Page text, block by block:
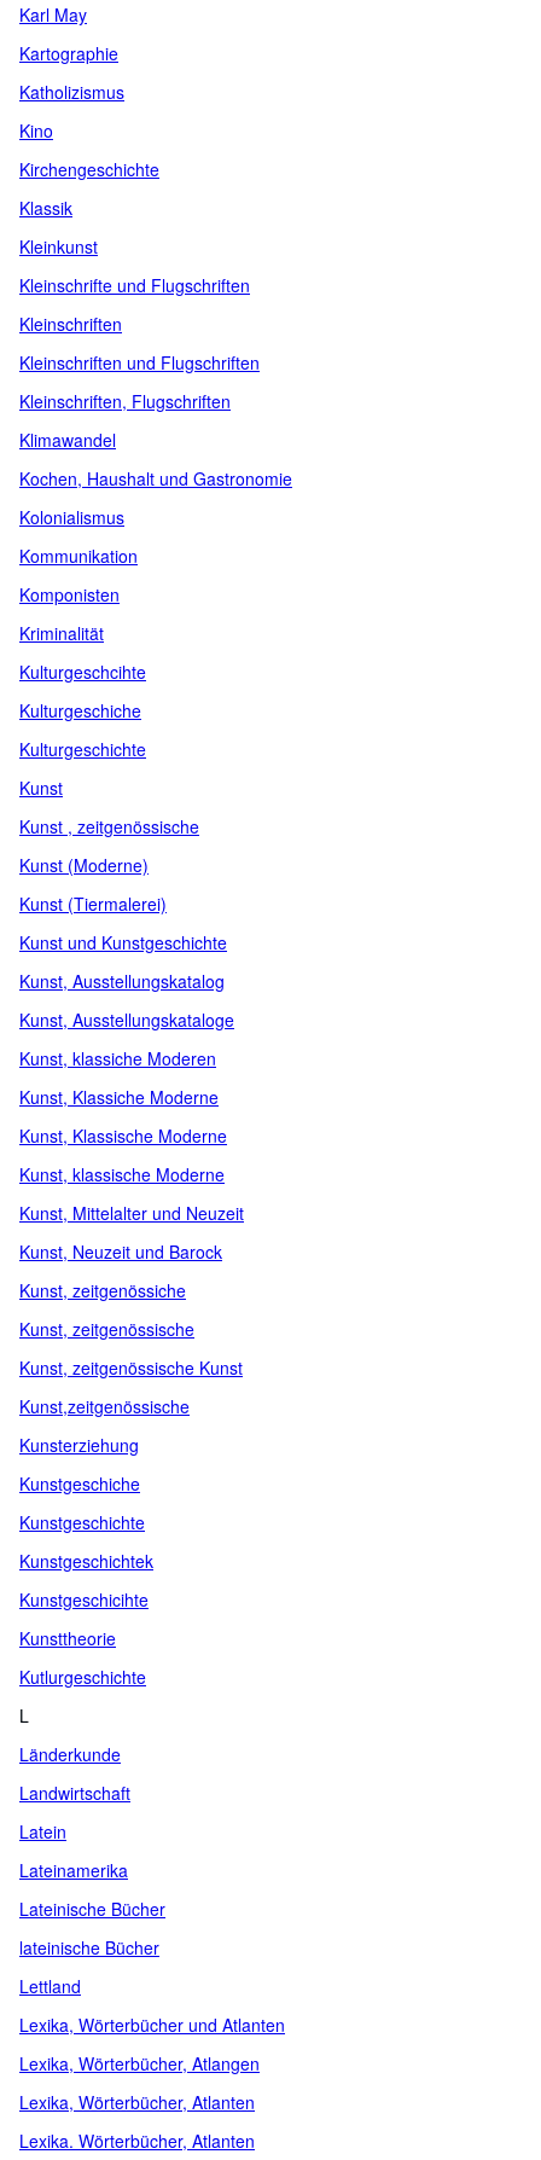
Karl May
Kartographie
Katholizismus
Kino
Kirchengeschichte
Klassik
Kleinkunst
Kleinschrifte und Flugschriften
Kleinschriften
Kleinschriften und Flugschriften
Kleinschriften, Flugschriften
Klimawandel
Kochen, Haushalt und Gastronomie
Kolonialismus
Kommunikation
Komponisten
Kriminalität
Kulturgeschcihte
Kulturgeschiche
Kulturgeschichte
Kunst
Kunst , zeitgenössische
Kunst (Moderne)
Kunst (Tiermalerei)
Kunst und Kunstgeschichte
Kunst, Ausstellungskatalog
Kunst, Ausstellungskataloge
Kunst, klassiche Moderen
Kunst, Klassiche Moderne
Kunst, Klassische Moderne
Kunst, klassische Moderne
Kunst, Mittelalter und Neuzeit
Kunst, Neuzeit und Barock
Kunst, zeitgenössiche
Kunst, zeitgenössische
Kunst, zeitgenössische Kunst
Kunst,zeitgenössische
Kunsterziehung
Kunstgeschiche
Kunstgeschichte
Kunstgeschichtek
Kunstgeschicihte
Kunsttheorie
Kutlurgeschichte
L
Länderkunde
Landwirtschaft
Latein
Lateinamerika
Lateinische Bücher
lateinische Bücher
Lettland
Lexika, Wörterbücher und Atlanten
Lexika, Wörterbücher, Atlangen
Lexika, Wörterbücher, Atlanten
Lexika. Wörterbücher, Atlanten